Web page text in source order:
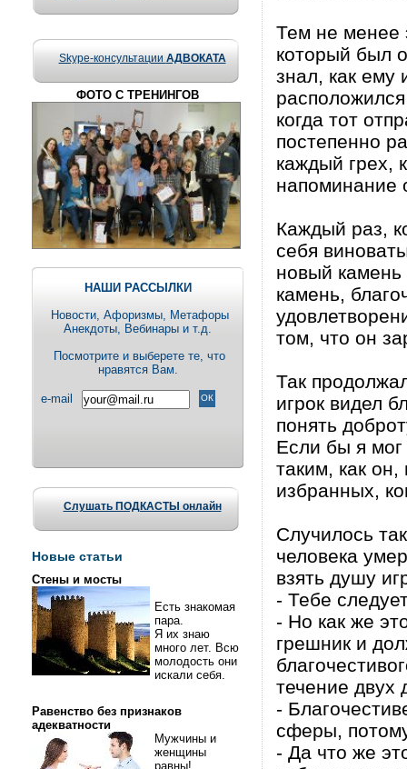
Skype-консультации АДВОКАТА
ФОТО С ТРЕНИНГОВ
НАШИ РАССЫЛКИ
Новости, Aфоризмы, Метафоры
Анекдоты, Вебинары и т.д.
Посмотрите и выберете те, что
нравятся Вам.
e-mail
Слушать ПОДКАСТЫ онлайн
Новые статьи
Стены и мосты
Есть знакомая
пара.
Я их знаю
много лет. Всю
молодость они
искали себя.
Равенство без признаков
адекватности
Мужчины и
женщины
равны!
Тем не менее
который был
знал, как ему
когда тот
постепенно
каждый грех,
напоминание
Каждый раз,
себя
новый камень
камень,
том, что он
Так
игрок видел
понять
Если бы я мог
таким, как
избранных,
Случилось
человека
взять душу
- Тебе
- Но как же
грешник и
течение двух
-
сферы,
- Да что же